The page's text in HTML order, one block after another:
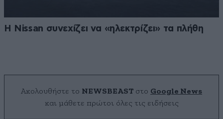
Η Nissan συνεχίζει να «ηλεκτρίζει» τα πλήθη
Ακολουθήστε το NEWSBEAST στο Google News
και μάθετε πρώτοι όλες τις ειδήσεις